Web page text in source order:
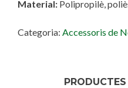
Material: Polipropilè,
Categoria: Accessoris de